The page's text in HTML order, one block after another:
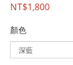
NT$1,800
顏色